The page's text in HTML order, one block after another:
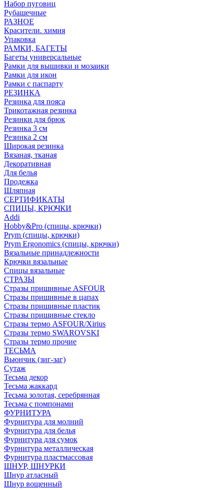
Набор пуговиц
Рубашечные
РАЗНОЕ
Красители. химия
Упаковка
РАМКИ, БАГЕТЫ
Багеты универсальные
Рамки для вышивки и мозаики
Рамки для икон
Рамки с паспарту
РЕЗИНКА
Резинка для пояса
Трикотажная резинка
Резинки для брюк
Резинка 3 см
Резинка 2 см
Широкая резинка
Вязаная, тканая
Декоративная
Для белья
Продежка
Шляпная
СЕРТИФИКАТЫ
СПИЦЫ, КРЮЧКИ
Addi
Hobby&Pro (спицы, крючки)
Prym (спицы, крючки)
Prym Ergonomics (спицы, крючки)
Вязальные принадлежности
Крючки вязальные
Спицы вязальные
СТРАЗЫ
Стразы пришивные ASFOUR
Стразы пришивные в цапах
Стразы пришивные пластик
Стразы пришивные стекло
Стразы термо ASFOUR/Xirius
Стразы термо SWAROVSKI
Стразы термо прочие
ТЕСЬМА
Вьюнчик (зиг-заг)
Сутаж
Тесьма декор
Тесьма жаккард
Тесьма золотая, серебрянная
Тесьма с помпонами
ФУРНИТУРА
Фурнитура для молний
Фурнитура для белья
Фурнитура для сумок
Фурнитура металлическая
Фурнитура пластмассовая
ШНУР, ШНУРКИ
Шнур атласный
Шнур вощенный